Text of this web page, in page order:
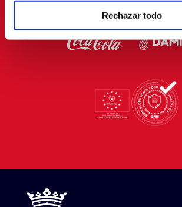
Rechazar todo